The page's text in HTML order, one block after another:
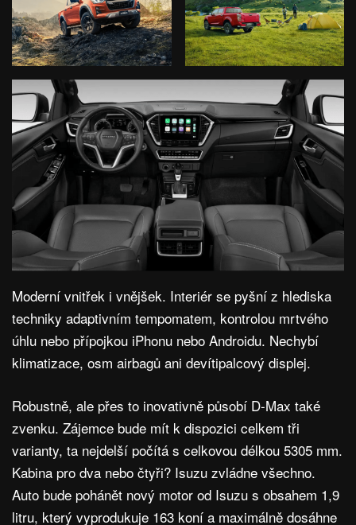
Moderní vnitřek i vnějšek. Interiér se pyšní z hlediska
techniky adaptivním tempomatem, kontrolou mrtvého
úhlu nebo přípojkou iPhonu nebo Androidu. Nechybí
klimatizace, osm airbagů ani devítipalcový displej.
Robustně, ale přes to inovativně působí D-Max také
zvenku. Zájemce bude mít k dispozici celkem tři
varianty, ta nejdelší počítá s celkovou délkou 5305 mm.
Kabina pro dva nebo čtyři? Isuzu zvládne všechno.
Auto bude pohánět nový motor od Isuzu s obsahem 1,9
litru, který vyprodukuje 163 koní a maximálně dosáhne